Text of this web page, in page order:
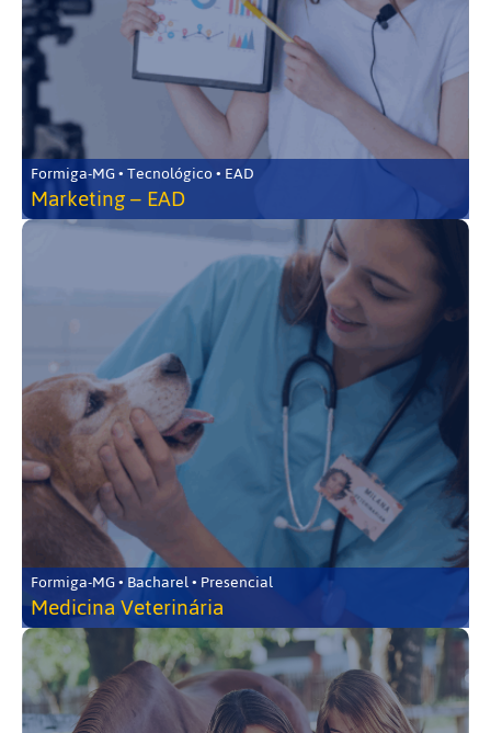
Formiga-MG • Tecnológico • EAD
Marketing – EAD
Formiga-MG • Bacharel • Presencial
Medicina Veterinária